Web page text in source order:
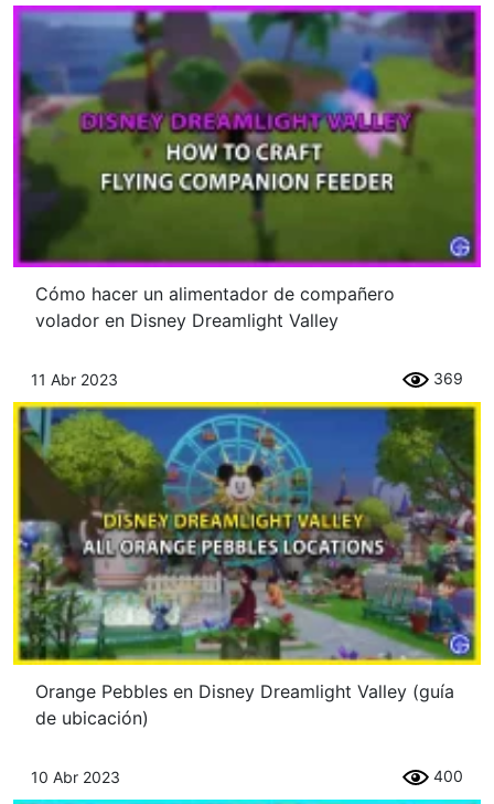
Cómo hacer un alimentador de compañero
volador en Disney Dreamlight Valley
11 Abr 2023 369
Orange Pebbles en Disney Dreamlight Valley (guía
de ubicación)
10 Abr 2023 400